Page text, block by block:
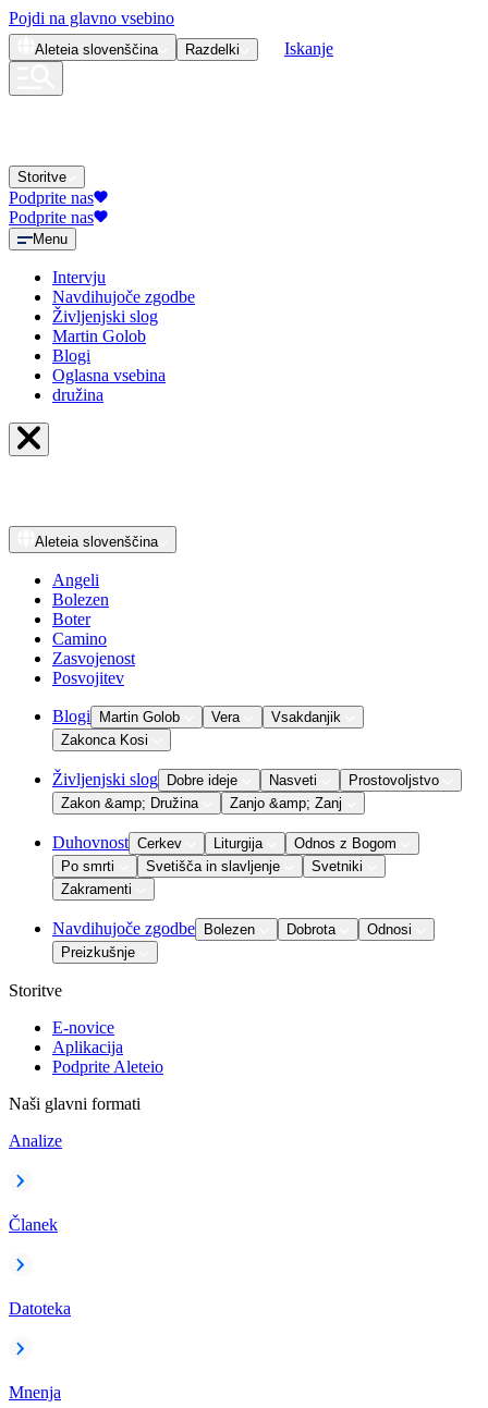
Pojdi na glavno vsebino
Aleteia slovenščina Razdelki Iskanje
Storitve
Podprite nas
Podprite nas
Menu
Intervju
Navdihujoče zgodbe
Življenjski slog
Martin Golob
Blogi
Oglasna vsebina
družina
Aleteia slovenščina
Angeli
Bolezen
Boter
Camino
Zasvojenost
Posvojitev
Blogi Martin Golob Vera
Vsakdanjik
Zakonca Kosi
Življenjski slog Dobre ideje Nasveti
Prostovoljstvo
Zakon &amp; Družina
Zanjo &amp; Zanj
Duhovnost Cerkev Liturgija
Odnos z Bogom
Po smrti
Svetišča in slavljenje
Svetniki
Zakramenti
Navdihujoče zgodbe Bolezen Dobrota
Odnosi
Preizkušnje
Storitve
E-novice
Aplikacija
Podprite Aleteio
Naši glavni formati
Analize
Članek
Datoteka
Mnenja